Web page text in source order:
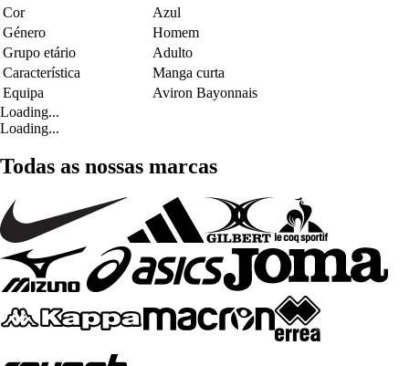
Cor
Azul
Género
Homem
Grupo etário
Adulto
Característica
Manga curta
Equipa
Aviron Bayonnais
Loading...
Loading...
Todas as nossas marcas